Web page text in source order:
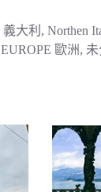
大利 , Northen
歐洲,